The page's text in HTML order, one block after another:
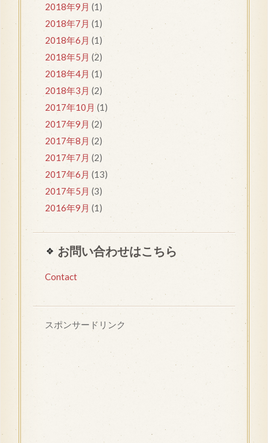
2018年9月 (1)
2018年7月 (1)
2018年6月 (1)
2018年5月 (2)
2018年4月 (1)
2018年3月 (2)
2017年10月 (1)
2017年9月 (2)
2017年8月 (2)
2017年7月 (2)
2017年6月 (13)
2017年5月 (3)
2016年9月 (1)
お問い合わせはこちら
Contact
スポンサードリンク